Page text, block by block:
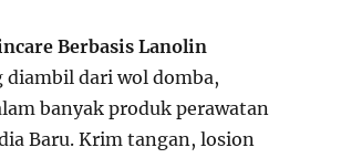
Berbasis Lanolin
diambil dari wol domba,
banyak produk perawatan
Baru. Krim tangan, losion